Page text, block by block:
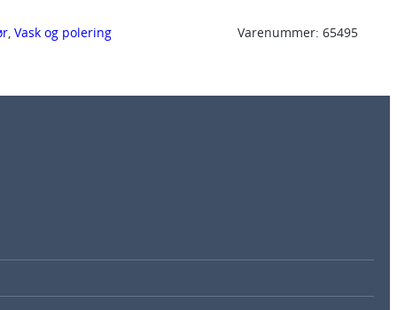
, Vask og polering Varenummer: 65495